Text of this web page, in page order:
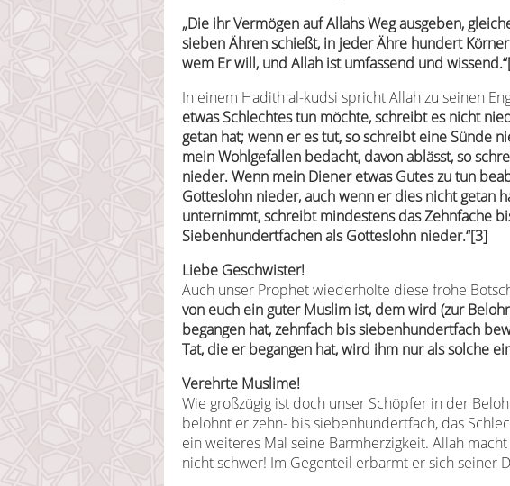
„Die ihr Vermögen auf Allahs Weg ausgeben,
sieben Ähren schießt, in jeder Ähre hundert
wem Er will, und Allah ist umfassend und
In einem Hadith al-kudsi spricht Allah zu seinen
etwas Schlechtes tun möchte, schreibt es nicht
getan hat; wenn er es tut, so schreibt eine Sünde
mein Wohlgefallen bedacht, davon ablässt, so
nieder. Wenn mein Diener etwas Gutes zu tun
Gotteslohn nieder, auch wenn er dies nicht getan
unternimmt, schreibt mindestens das Zehnfache
Siebenhundertfachen als Gotteslohn nieder.“[3]
Liebe Geschwister!
Auch unser Prophet wiederholte diese frohe
von euch ein guter Muslim ist, dem wird (zur
begangen hat, zehnfach bis siebenhundertfach
Tat, die er begangen hat, wird ihm nur als solche
Verehrte Muslime!
Wie großzügig ist doch unser Schöpfer in der
belohnt er zehn- bis siebenhundertfach, das
ein weiteres Mal seine Barmherzigkeit. Allah
nicht schwer! Im Gegenteil erbarmt er sich seiner